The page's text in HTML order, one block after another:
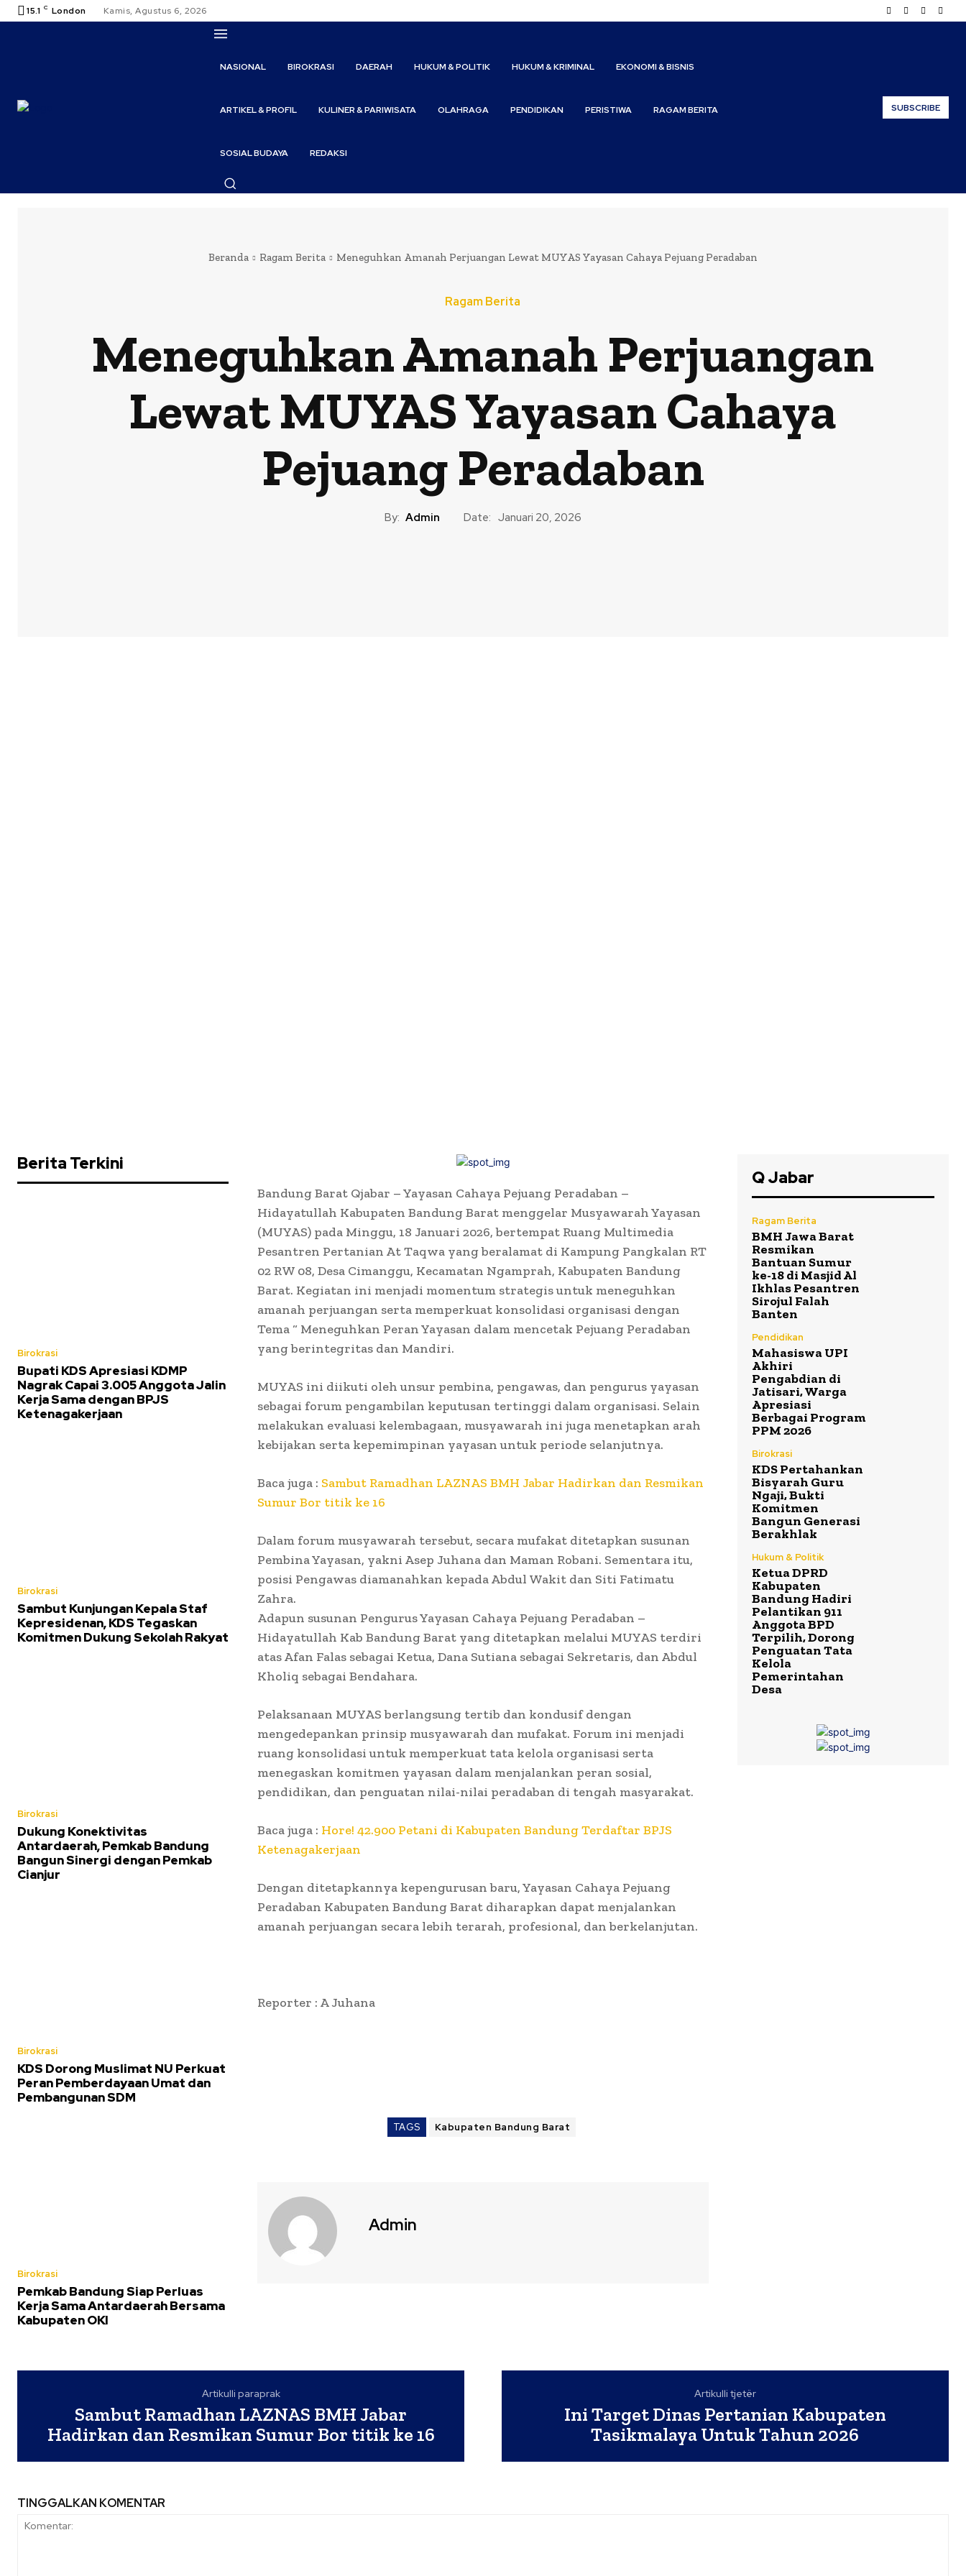
15.1 C London Kamis, Agustus 6, 2026
NASIONAL BIROKRASI DAERAH HUKUM & POLITIK HUKUM & KRIMINAL EKONOMI & BISNIS
ARTIKEL & PROFIL KULINER & PARIWISATA OLAHRAGA PENDIDIKAN PERISTIWA RAGAM BERITA
SOSIAL BUDAYA REDAKSI
SUBSCRIBE
Beranda Ragam Berita Meneguhkan Amanah Perjuangan Lewat MUYAS Yayasan Cahaya Pejuang Peradaban
Ragam Berita
Meneguhkan Amanah Perjuangan
Lewat MUYAS Yayasan Cahaya
Pejuang Peradaban
By: Admin Date: Januari 20, 2026
Berita Terkini
Birokrasi
Bupati KDS Apresiasi KDMP
Nagrak Capai 3.005 Anggota Jalin
Kerja Sama dengan BPJS
Ketenagakerjaan
Birokrasi
Sambut Kunjungan Kepala Staf
Kepresidenan, KDS Tegaskan
Komitmen Dukung Sekolah Rakyat
Birokrasi
Dukung Konektivitas
Antardaerah, Pemkab Bandung
Bangun Sinergi dengan Pemkab
Cianjur
Birokrasi
KDS Dorong Muslimat NU Perkuat
Peran Pemberdayaan Umat dan
Pembangunan SDM
Birokrasi
Pemkab Bandung Siap Perluas
Kerja Sama Antardaerah Bersama
Kabupaten OKI
Bandung Barat Qjabar – Yayasan Cahaya Pejuang Peradaban –
Hidayatullah Kabupaten Bandung Barat menggelar Musyawarah Yayasan
(MUYAS) pada Minggu, 18 Januari 2026, bertempat Ruang Multimedia
Pesantren Pertanian At Taqwa yang beralamat di Kampung Pangkalan RT
02 RW 08, Desa Cimanggu, Kecamatan Ngamprah, Kabupaten Bandung
Barat. Kegiatan ini menjadi momentum strategis untuk meneguhkan
amanah perjuangan serta memperkuat konsolidasi organisasi dengan
Tema “ Meneguhkan Peran Yayasan dalam mencetak Pejuang Peradaban
yang berintegritas dan Mandiri.
MUYAS ini diikuti oleh unsur pembina, pengawas, dan pengurus yayasan
sebagai forum pengambilan keputusan tertinggi dalam organisasi. Selain
melakukan evaluasi kelembagaan, musyawarah ini juga menetapkan arah
kebijakan serta kepemimpinan yayasan untuk periode selanjutnya.
Baca juga : Sambut Ramadhan LAZNAS BMH Jabar Hadirkan dan Resmikan
Sumur Bor titik ke 16
Dalam forum musyawarah tersebut, secara mufakat ditetapkan susunan
Pembina Yayasan, yakni Asep Juhana dan Maman Robani. Sementara itu,
posisi Pengawas diamanahkan kepada Abdul Wakit dan Siti Fatimatu
Zahra.
Adapun susunan Pengurus Yayasan Cahaya Pejuang Peradaban –
Hidayatullah Kab Bandung Barat yang ditetapkan melalui MUYAS terdiri
atas Afan Falas sebagai Ketua, Dana Sutiana sebagai Sekretaris, dan Abdul
Kholiq sebagai Bendahara.
Pelaksanaan MUYAS berlangsung tertib dan kondusif dengan
mengedepankan prinsip musyawarah dan mufakat. Forum ini menjadi
ruang konsolidasi untuk memperkuat tata kelola organisasi serta
menegaskan komitmen yayasan dalam menjalankan peran sosial,
pendidikan, dan penguatan nilai-nilai peradaban di tengah masyarakat.
Baca juga : Hore! 42.900 Petani di Kabupaten Bandung Terdaftar BPJS
Ketenagakerjaan
Dengan ditetapkannya kepengurusan baru, Yayasan Cahaya Pejuang
Peradaban Kabupaten Bandung Barat diharapkan dapat menjalankan
amanah perjuangan secara lebih terarah, profesional, dan berkelanjutan.
Reporter : A Juhana
TAGS Kabupaten Bandung Barat
Admin
Q Jabar
Ragam Berita
BMH Jawa Barat
Resmikan
Bantuan Sumur
ke-18 di Masjid Al
Ikhlas Pesantren
Sirojul Falah
Banten
Pendidikan
Mahasiswa UPI
Akhiri
Pengabdian di
Jatisari, Warga
Apresiasi
Berbagai Program
PPM 2026
Birokrasi
KDS Pertahankan
Bisyarah Guru
Ngaji, Bukti
Komitmen
Bangun Generasi
Berakhlak
Hukum & Politik
Ketua DPRD
Kabupaten
Bandung Hadiri
Pelantikan 911
Anggota BPD
Terpilih, Dorong
Penguatan Tata
Kelola
Pemerintahan
Desa
Artikulli paraprak
Sambut Ramadhan LAZNAS BMH Jabar
Hadirkan dan Resmikan Sumur Bor titik ke 16
Artikulli tjetër
Ini Target Dinas Pertanian Kabupaten
Tasikmalaya Untuk Tahun 2026
TINGGALKAN KOMENTAR